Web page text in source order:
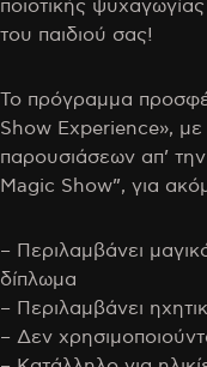
ποιοτικής
του παιδιού σας!
Το πρόγραμμα
Show Experience»,
παρουσιάσεων απ’
Magic Show”, για
– Περιλαμβάνει
δίπλωμα
– Περιλαμβάνει
– Δεν